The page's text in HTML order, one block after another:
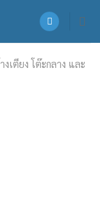
งเตียง โต๊ะกลาง และ